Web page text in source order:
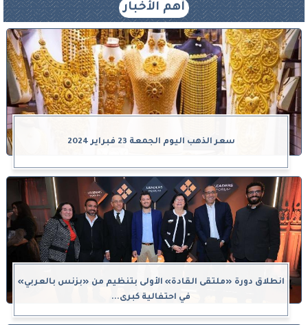
أهم الأخبار
سعر الذهب اليوم الجمعة 23 فبراير 2024
انطلاق دورة «ملتقى القادة» الأولى بتنظيم من «بزنس بالعربي»
في احتفالية كبرى...